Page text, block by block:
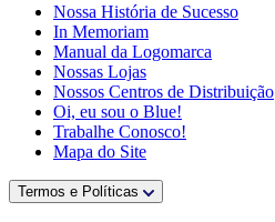
Nossa História de Sucesso
In Memoriam
Manual da Logomarca
Nossas Lojas
Nossos Centros de Distribuição
Oi, eu sou o Blue!
Trabalhe Conosco!
Mapa do Site
Termos e Políticas